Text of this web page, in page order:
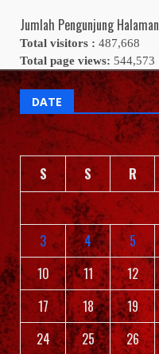
Jumlah Pengunjung Halaman
Total visitors : 487,668
Total page views: 544,573
DATE
S S R
3
4 5
10
11 12
17
18 19
24
25 26